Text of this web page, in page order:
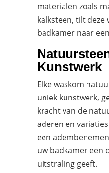
materialen zoals
kalksteen, tilt deze
badkamer naar
Kunstwerk
Elke waskom
uniek kunstwerk,
kracht van de
aderen en
een
uw badkamer een
uitstraling geeft.